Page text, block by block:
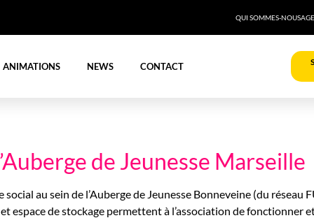
QUI SOMMES-NOUS
ANIMATIONS NEWS CONTACT
de Jeunesse Marseille
au sein de l’Auberge de Jeunesse Bonneveine (du
espace de stockage permettent à l’association de fonctionner